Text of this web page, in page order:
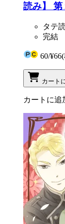
読み】
タテ
完結
60/¥66
カート
カートに追